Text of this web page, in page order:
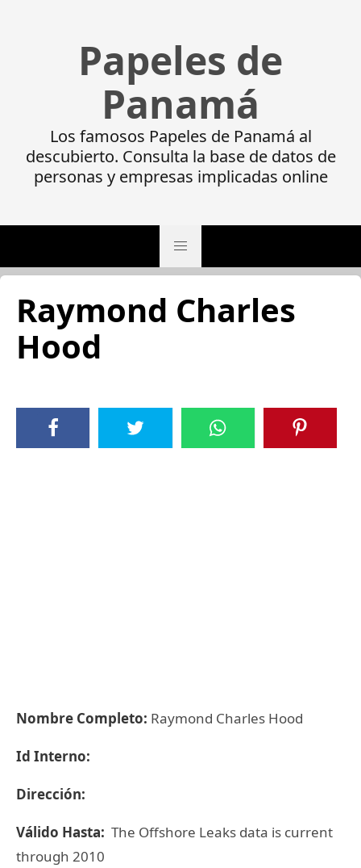
Papeles de
Panamá
Los famosos Papeles de Panamá al
descubierto. Consulta la base de datos de
personas y empresas implicadas online
Raymond Charles
Hood
Nombre Completo: Raymond Charles Hood
Id Interno:
Dirección:
Válido Hasta: The Offshore Leaks data is current
through 2010